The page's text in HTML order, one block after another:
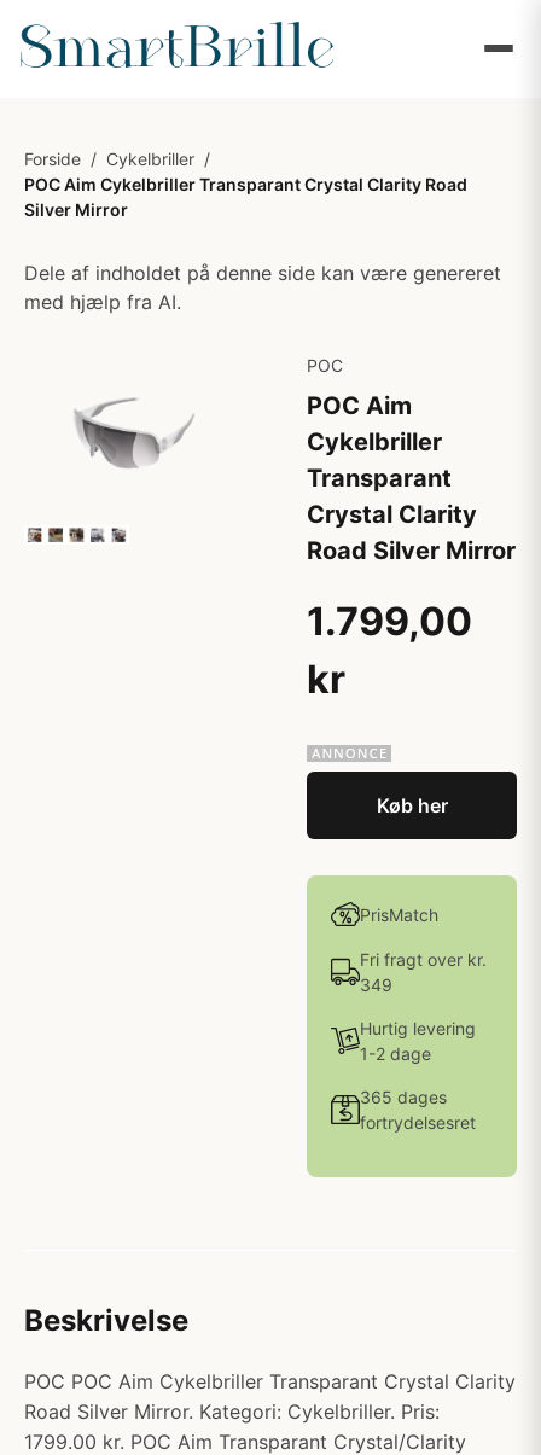
Forside / Cykelbriller /
POC Aim Cykelbriller Transparant Crystal Clarity Road
Silver Mirror
Dele af indholdet på denne side kan være genereret
med hjælp fra AI.
POC
POC Aim
Cykelbriller
Transparant
Crystal Clarity
Road Silver Mirror
1.799,00
kr
Køb her
PrisMatch
Fri fragt over kr.
349
Hurtig levering
1-2 dage
365 dages
fortrydelsesret
Beskrivelse
POC POC Aim Cykelbriller Transparant Crystal Clarity
Road Silver Mirror. Kategori: Cykelbriller. Pris:
1799.00 kr. POC Aim Transparant Crystal/Clarity